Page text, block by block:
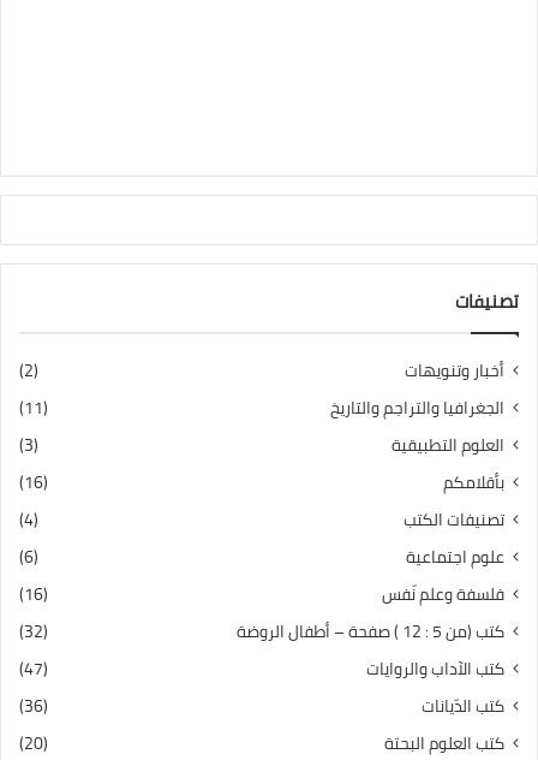
تصنيفات
أخبار وتنويهات
(2)
الجغرافيا والتراجم والتاريخ
(11)
العلوم التطبيقية
(3)
بأقلامكم
(16)
تصنيفات الكتب
(4)
علوم اجتماعية
(6)
فلسفة وعلم نّفس
(16)
كتب (من 5 : 12 ) صفحة – أطفال الروضة
(32)
كتب الآداب والروايات
(47)
كتب الدّيانات
(36)
كتب العلوم البحتة
(20)